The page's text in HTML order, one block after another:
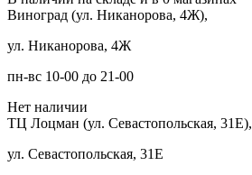
Виноград (ул. Никанорова, 4Ж),
ул. Никанорова, 4Ж
пн-вс 10-00 до 21-00
Нет наличии
ТЦ Лоцман (ул. Севастопольская, 31Е),
ул. Севастопольская, 31Е